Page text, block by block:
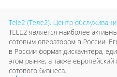
Tele2 (Теле2). Центр
TELE2 является наиболее
сотовым оператором в России.
в России формат дискаунтера,
этом рынке, а также
сотового бизнеса.